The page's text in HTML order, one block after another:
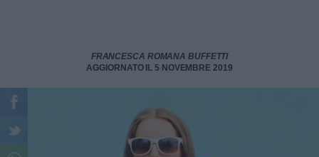
FRANCESCA ROMANA BUFFETTI
AGGIORNATO IL 5 NOVEMBRE 2019